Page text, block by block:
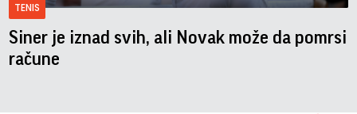
TENIS
Siner je iznad svih, ali Novak može da pomrsi
račune